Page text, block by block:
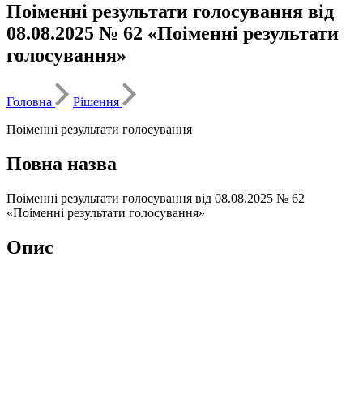
Поіменні результати голосування від
08.08.2025 № 62 «Поіменні результати
голосування»
Головна
Рішення
Поіменні результати голосування
Повна назва
Поіменні результати голосування від 08.08.2025 № 62
«Поіменні результати голосування»
Опис